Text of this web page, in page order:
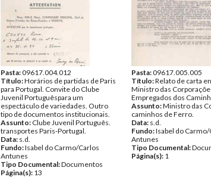
Pasta:09617.004.012
Título:Horários de partidas de Paris
para Portugal. Convite do Clube
Juvenil Portuguêspara um
espectáculo de variedades. Outro
tipo de documentos institucionais.
Assunto: Clube Juvenil Português.
transportes Paris-Portugal.
Data: s.d.
Fundo:Isabel do Carmo/Carlos
Antunes
Tipo Documental:Documentos
Página(s): 13
Pasta:09617.005.005
Título:Relato de carta
Ministro das
Empregados dos
Assunto:Ministro das
caminhos de Ferro.
Data: s.d.
Fundo:Isabel do Carmo/
Antunes
Tipo Documental:
Página(s): 1